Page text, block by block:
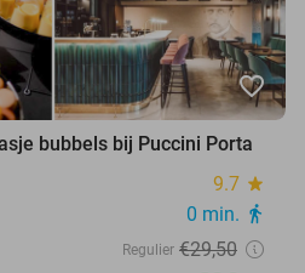
favorite_border
bubbels bij Puccini Porta
9.7 star
0 min. directions_walk
Regulier €29,50